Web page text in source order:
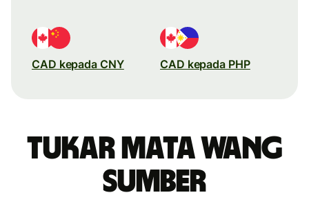
CAD kepada CNY CAD kepada PHP
Tukar mata wang
sumber